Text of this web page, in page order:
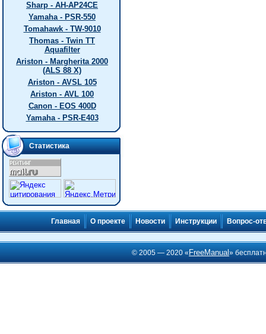
Sharp - AH-AP24CE
Yamaha - PSR-550
Tomahawk - TW-9010
Thomas - Twin TT
Aquafilter
Ariston - Margherita 2000
(ALS 88 X)
Ariston - AVSL 105
Ariston - AVL 100
Canon - EOS 400D
Yamaha - PSR-E403
Статистика
Главная О проекте Новости Инструкции Вопрос-
© 2005 — 2020 « FreeManual»